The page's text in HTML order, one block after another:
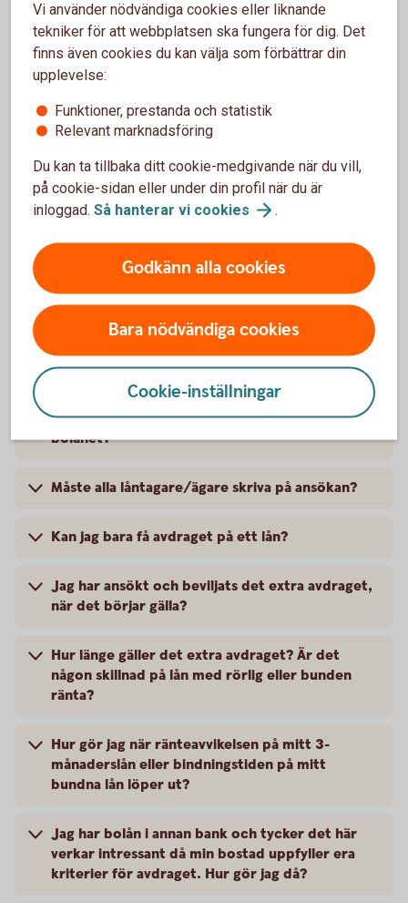
komma att påverka beloppen som du ska betala om
du till exempel har inkomst i annan valuta än lånet.
Lånet förutsätter att säkerhet lämnas i form av pant i
bostad.
Fler vanliga frågor och svar om
än 1 januari 2014, kan jag ansöka om Gröna
bolånet?
Hur vet jag om mitt hus är svanenmärkt?
Kan jag som bor i bostadsrätt ansöka om Gröna
bolånet?
Måste alla låntagare/ägare skriva på ansökan?
Kan jag bara få avdraget på ett lån?
Jag har ansökt och beviljats det extra avdraget,
när det börjar gälla?
Hur länge gäller det extra avdraget? Är det
någon skillnad på lån med rörlig eller bunden
ränta?
Hur gör jag när ränteavvikelsen på mitt 3-
månaderslån eller bindningstiden på mitt
bundna lån löper ut?
Jag har bolån i annan bank och tycker det här
verkar intressant då min bostad uppfyller era
kriterier för avdraget. Hur gör jag då?
Vi använder nödvändiga cookies eller liknande
tekniker för att webbplatsen ska fungera för dig. Det
finns även cookies du kan välja som förbättrar din
upplevelse:
Funktioner, prestanda och statistik
Relevant marknadsföring
Du kan ta tillbaka ditt cookie-medgivande när du vill,
på cookie-sidan eller under din profil när du är
inloggad. Så hanterar vi cookies .
Godkänn alla cookies
Bara nödvändiga cookies
Cookie-inställningar